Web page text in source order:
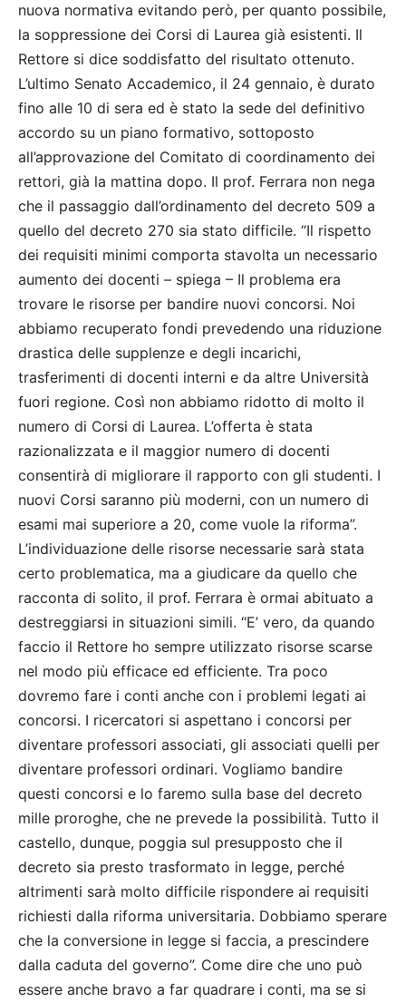
nuova normativa evitando però, per quanto possibile,
la soppressione dei Corsi di Laurea già esistenti. Il
Rettore si dice soddisfatto del risultato ottenuto.
L’ultimo Senato Accademico, il 24 gennaio, è durato
fino alle 10 di sera ed è stato la sede del definitivo
accordo su un piano formativo, sottoposto
all’approvazione del Comitato di coordinamento dei
rettori, già la mattina dopo. Il prof. Ferrara non nega
che il passaggio dall’ordinamento del decreto 509 a
quello del decreto 270 sia stato difficile. “Il rispetto
dei requisiti minimi comporta stavolta un necessario
aumento dei docenti – spiega – Il problema era
trovare le risorse per bandire nuovi concorsi. Noi
abbiamo recuperato fondi prevedendo una riduzione
drastica delle supplenze e degli incarichi,
trasferimenti di docenti interni e da altre Università
fuori regione. Così non abbiamo ridotto di molto il
numero di Corsi di Laurea. L’offerta è stata
razionalizzata e il maggior numero di docenti
consentirà di migliorare il rapporto con gli studenti. I
nuovi Corsi saranno più moderni, con un numero di
esami mai superiore a 20, come vuole la riforma”.
L’individuazione delle risorse necessarie sarà stata
certo problematica, ma a giudicare da quello che
racconta di solito, il prof. Ferrara è ormai abituato a
destreggiarsi in situazioni simili. “E’ vero, da quando
faccio il Rettore ho sempre utilizzato risorse scarse
nel modo più efficace ed efficiente. Tra poco
dovremo fare i conti anche con i problemi legati ai
concorsi. I ricercatori si aspettano i concorsi per
diventare professori associati, gli associati quelli per
diventare professori ordinari. Vogliamo bandire
questi concorsi e lo faremo sulla base del decreto
mille proroghe, che ne prevede la possibilità. Tutto il
castello, dunque, poggia sul presupposto che il
decreto sia presto trasformato in legge, perché
altrimenti sarà molto difficile rispondere ai requisiti
richiesti dalla riforma universitaria. Dobbiamo sperare
che la conversione in legge si faccia, a prescindere
dalla caduta del governo”. Come dire che uno può
essere anche bravo a far quadrare i conti, ma se si